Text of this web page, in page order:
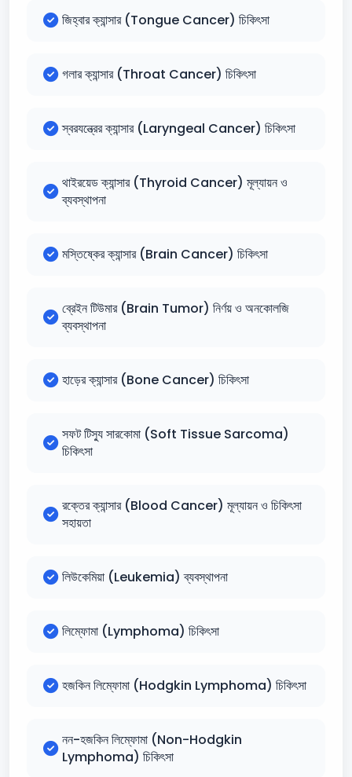
জিহ্বার ক্যান্সার (Tongue Cancer) চিকিৎসা
গলার ক্যান্সার (Throat Cancer) চিকিৎসা
স্বরযন্ত্রের ক্যান্সার (Laryngeal Cancer) চিকিৎসা
থাইরয়েড ক্যান্সার (Thyroid Cancer) মূল্যায়ন ও
ব্যবস্থাপনা
মস্তিষ্কের ক্যান্সার (Brain Cancer) চিকিৎসা
ব্রেইন টিউমার (Brain Tumor) নির্ণয় ও অনকোলজি
ব্যবস্থাপনা
হাড়ের ক্যান্সার (Bone Cancer) চিকিৎসা
সফট টিস্যু সারকোমা (Soft Tissue Sarcoma)
চিকিৎসা
রক্তের ক্যান্সার (Blood Cancer) মূল্যায়ন ও চিকিৎসা
সহায়তা
লিউকেমিয়া (Leukemia) ব্যবস্থাপনা
লিম্ফোমা (Lymphoma) চিকিৎসা
হজকিন লিম্ফোমা (Hodgkin Lymphoma) চিকিৎসা
নন-হজকিন লিম্ফোমা (Non-Hodgkin
Lymphoma) চিকিৎসা